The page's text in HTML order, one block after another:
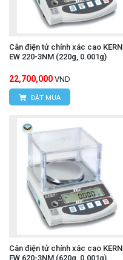
Cân điện tử chính xác cao KERN
EW 220-3NM (220g, 0.001g)
22,700,000 VND
ĐẶT MUA
Cân điện tử chính xác cao KERN
EW 620-3NM (620g, 0.001g)